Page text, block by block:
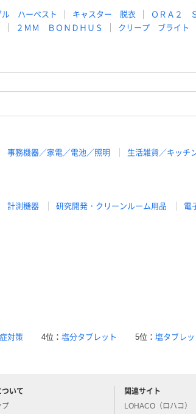
ハーベスト キャスター 脱衣 ＯＲＡ２
２ＭＭ ＢＯＮＤＨＵＳ クリープ ブライト
事務機器／家電／電池／照明 生活雑貨／キッチ
計測機器 研究開発・クリーンルーム用品
電
対策 4位： 塩分タブレット 5位： 塩タブレッ
ついて
プ
関連サイト
LOHACO（ロハコ）
いてお気軽にご質問ください